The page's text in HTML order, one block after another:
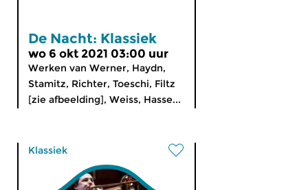
De Nacht: Klassiek
wo 6 okt 2021 03:00 uur
Werken van Werner, Haydn,
Stamitz, Richter, Toeschi, Filtz
[zie afbeelding], Weiss, Hasse...
Klassiek